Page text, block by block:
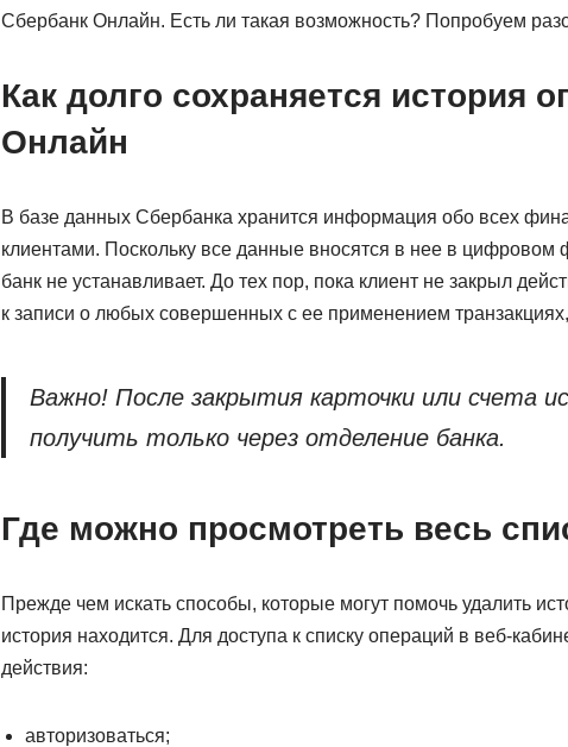
Сбербанк Онлайн. Есть ли такая возможность? Попробуем
Как долго сохраняется история
Онлайн
В базе данных Сбербанка хранится информация обо всех
клиентами. Поскольку все данные вносятся в нее в цифровом
банк не устанавливает. До тех пор, пока клиент не закрыл
к записи о любых совершенных с ее применением
Важно! После закрытия карточки или счета
получить только через отделение банка.
Где можно просмотреть весь
Прежде чем искать способы, которые могут помочь удалить
история находится. Для доступа к списку операций в веб-
действия:
авторизоваться;